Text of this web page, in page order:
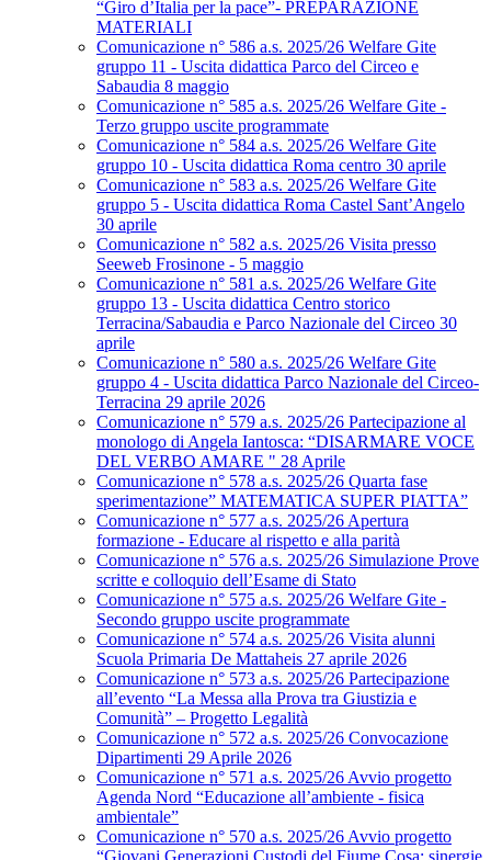
“Giro d’Italia per la pace”- PREPARAZIONE
MATERIALI
Comunicazione n° 586 a.s. 2025/26 Welfare Gite
gruppo 11 - Uscita didattica Parco del Circeo e
Sabaudia 8 maggio
Comunicazione n° 585 a.s. 2025/26 Welfare Gite -
Terzo gruppo uscite programmate
Comunicazione n° 584 a.s. 2025/26 Welfare Gite
gruppo 10 - Uscita didattica Roma centro 30 aprile
Comunicazione n° 583 a.s. 2025/26 Welfare Gite
gruppo 5 - Uscita didattica Roma Castel Sant’Angelo
30 aprile
Comunicazione n° 582 a.s. 2025/26 Visita presso
Seeweb Frosinone - 5 maggio
Comunicazione n° 581 a.s. 2025/26 Welfare Gite
gruppo 13 - Uscita didattica Centro storico
Terracina/Sabaudia e Parco Nazionale del Circeo 30
aprile
Comunicazione n° 580 a.s. 2025/26 Welfare Gite
gruppo 4 - Uscita didattica Parco Nazionale del Circeo-
Terracina 29 aprile 2026
Comunicazione n° 579 a.s. 2025/26 Partecipazione al
monologo di Angela Iantosca: “DISARMARE VOCE
DEL VERBO AMARE " 28 Aprile
Comunicazione n° 578 a.s. 2025/26 Quarta fase
sperimentazione” MATEMATICA SUPER PIATTA”
Comunicazione n° 577 a.s. 2025/26 Apertura
formazione - Educare al rispetto e alla parità
Comunicazione n° 576 a.s. 2025/26 Simulazione Prove
scritte e colloquio dell’Esame di Stato
Comunicazione n° 575 a.s. 2025/26 Welfare Gite -
Secondo gruppo uscite programmate
Comunicazione n° 574 a.s. 2025/26 Visita alunni
Scuola Primaria De Mattaheis 27 aprile 2026
Comunicazione n° 573 a.s. 2025/26 Partecipazione
all’evento “La Messa alla Prova tra Giustizia e
Comunità” – Progetto Legalità
Comunicazione n° 572 a.s. 2025/26 Convocazione
Dipartimenti 29 Aprile 2026
Comunicazione n° 571 a.s. 2025/26 Avvio progetto
Agenda Nord “Educazione all’ambiente - fisica
ambientale”
Comunicazione n° 570 a.s. 2025/26 Avvio progetto